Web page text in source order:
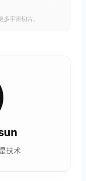
宇宙切片。
技术